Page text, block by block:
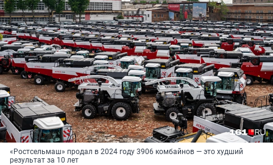
«Ростсельмаш» продал в 2024 году 3906 комбайнов — это худший
результат за 10 лет